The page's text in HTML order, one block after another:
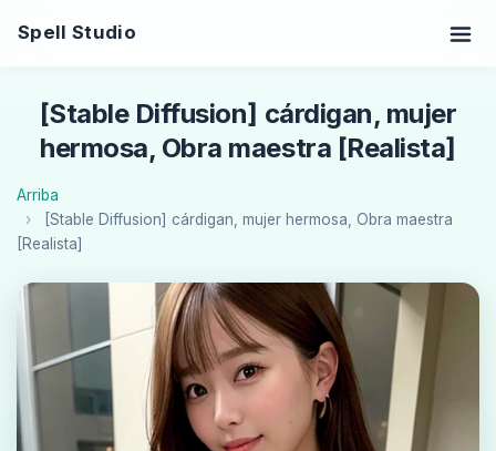
Spell Studio
[Stable Diffusion] cárdigan, mujer
hermosa, Obra maestra [Realista]
Arriba
[Stable Diffusion] cárdigan, mujer hermosa, Obra maestra
[Realista]